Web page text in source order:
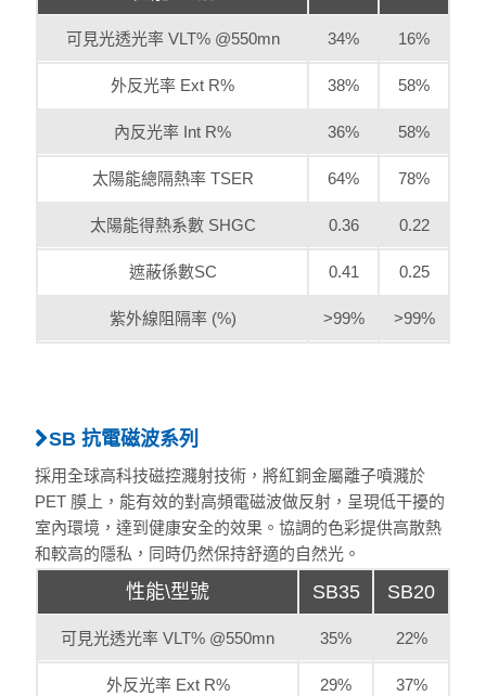
可見光透光率 VLT% @550mn 34% 16%
外反光率 Ext R% 38% 58%
內反光率 Int R% 36% 58%
太陽能總隔熱率 TSER 64% 78%
太陽能得熱系數 SHGC 0.36 0.22
遮蔽係數SC 0.41 0.25
紫外線阻隔率 (%) >99% >99%
SB 抗電磁波系列
採用全球高科技磁控濺射技術，將紅銅金屬離子噴濺於
PET 膜上，能有效的對高頻電磁波做反射，呈現低干擾的
室內環境，達到健康安全的效果。協調的色彩提供高散熱
和較高的隱私，同時仍然保持舒適的自然光。
性能\型號 SB35 SB20
可見光透光率 VLT% @550mn 35% 22%
外反光率 Ext R% 29% 37%